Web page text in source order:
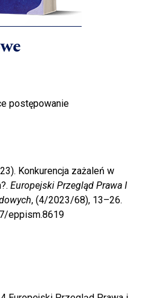
postępowanie
Konkurencja zażaleń w
Europejski Przegląd Prawa I
, (4/2023/68), 13–26.
eppism.8619